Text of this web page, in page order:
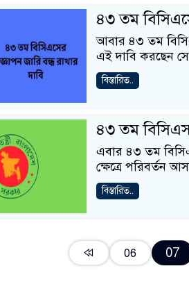
৪৩ তম
আবার ৪৩ তম
এই দাবি করছেন
বিস্তারিত..
৪৩ তম
এবার ৪৩ তম
ক্ষেত্রে পরিবর্তন
বিস্তারিত..
06 07